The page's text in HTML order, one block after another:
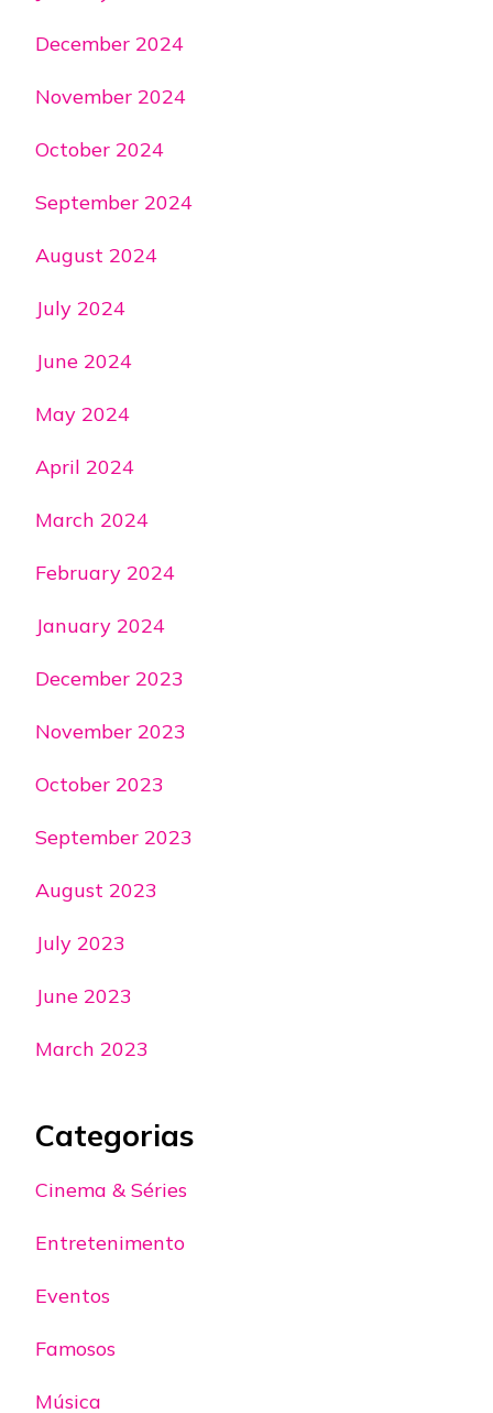
December 2024
November 2024
October 2024
September 2024
August 2024
July 2024
June 2024
May 2024
April 2024
March 2024
February 2024
January 2024
December 2023
November 2023
October 2023
September 2023
August 2023
July 2023
June 2023
March 2023
Categorias
Cinema & Séries
Entretenimento
Eventos
Famosos
Música